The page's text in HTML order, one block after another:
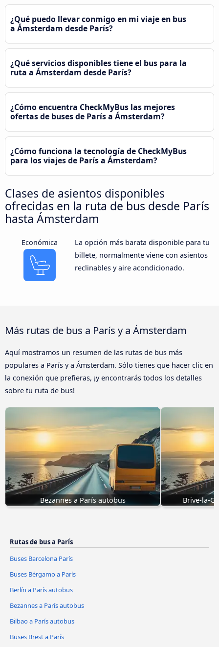
¿Qué puedo llevar conmigo en mi viaje en bus
a Ámsterdam desde París?
¿Qué servicios disponibles tiene el bus para la
ruta a Ámsterdam desde París?
¿Cómo encuentra CheckMyBus las mejores
ofertas de buses de París a Ámsterdam?
¿Cómo funciona la tecnología de CheckMyBus
para los viajes de París a Ámsterdam?
Clases de asientos disponibles
ofrecidas en la ruta de bus desde París
hasta Ámsterdam
Económica
La opción más barata disponible para tu
billete, normalmente viene con asientos
reclinables y aire acondicionado.
Más rutas de bus a París y a Ámsterdam
Aquí mostramos un resumen de las rutas de bus más
populares a París y a Ámsterdam. Sólo tienes que hacer clic en
la conexión que prefieras, ¡y encontrarás todos los detalles
sobre tu ruta de bus!
Bezannes a París autobus Brive-la-
Rutas de bus a París
Buses Barcelona París
Buses Bérgamo a París
Berlín a París autobus
Bezannes a París autobus
Bilbao a París autobus
Buses Brest a París